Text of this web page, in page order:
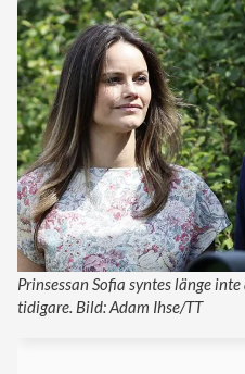
Prinsessan Sofia syntes länge
tidigare. Bild: Adam Ihse/TT